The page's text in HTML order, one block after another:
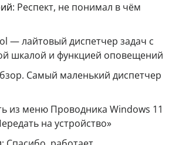
: Респект, не понимал в чём
— лайтовый диспетчер задач с
шкалой и функцией оповещений
Самый маленький диспетчер
из меню Проводника Windows 11
на устройство»